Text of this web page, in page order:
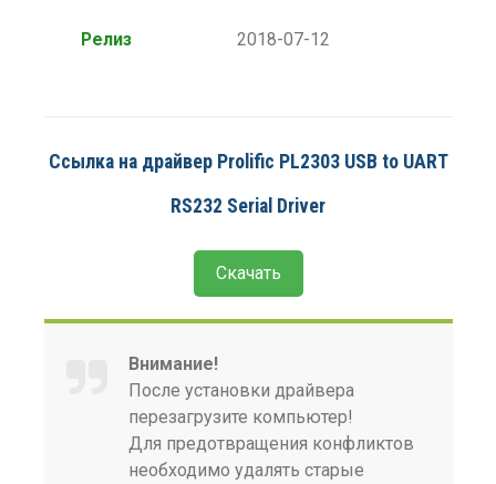
Релиз 2018-07-12
Ссылка на драйвер Prolific PL2303 USB to UART
RS232 Serial Driver
Скачать
Внимание!
После установки драйвера
перезагрузите компьютер!
Для предотвращения конфликтов
необходимо удалять старые